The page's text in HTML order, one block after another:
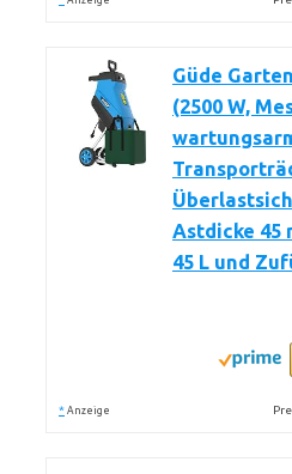
Güde
(2500 W,
Astdicke 45
45 L und
* Anzeige